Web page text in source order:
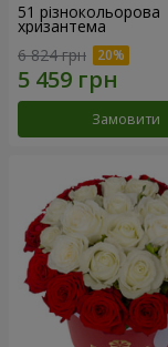
51 різнокольорова
хризантема
6 824 грн
Замовити